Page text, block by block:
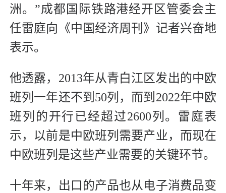
洲。”成都国际铁路港经开区管委会主
任雷庭向《中国经济周刊》记者兴奋地
表示。
他透露，2013年从青白江区发出的中欧
班列一年还不到50列，而到2022年中欧
班列的开行已经超过2600列。雷庭表
示，以前是中欧班列需要产业，而现在
中欧班列是这些产业需要的关键环节。
十年来，出口的产品也从电子消费品变